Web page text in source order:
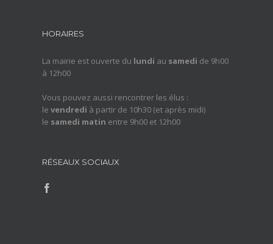
HORAIRES
La mairie est ouverte du lundi au samedi de 9h00
à 12h00
Vous pouvez aussi rencontrer les élus :
le vendredi à partir de 10h30 (et après midi)
le samedi matin entre 9h00 et 12h00
RÉSEAUX SOCIAUX